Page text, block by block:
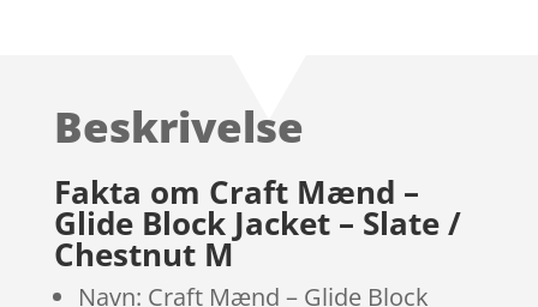
på
mmelser
Beskrivelse
Fakta om Craft Mænd –
Glide Block Jacket – Slate /
Chestnut M
Navn: Craft Mænd – Glide Block